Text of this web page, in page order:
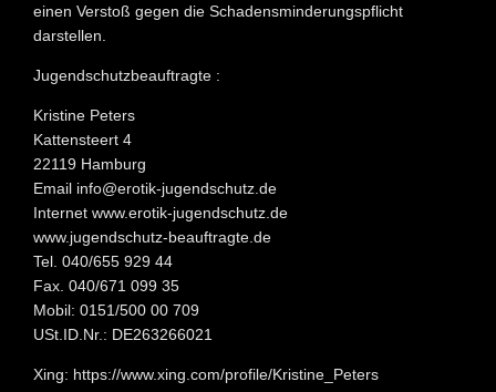
einen Verstoß gegen die Schadensminderungspflicht
darstellen.
Jugendschutzbeauftragte :
Kristine Peters
Kattensteert 4
22119 Hamburg
Email info@erotik-jugendschutz.de
Internet www.erotik-jugendschutz.de
www.jugendschutz-beauftragte.de
Tel. 040/655 929 44
Fax. 040/671 099 35
Mobil: 0151/500 00 709
USt.ID.Nr.: DE263266021
Xing: https://www.xing.com/profile/Kristine_Peters